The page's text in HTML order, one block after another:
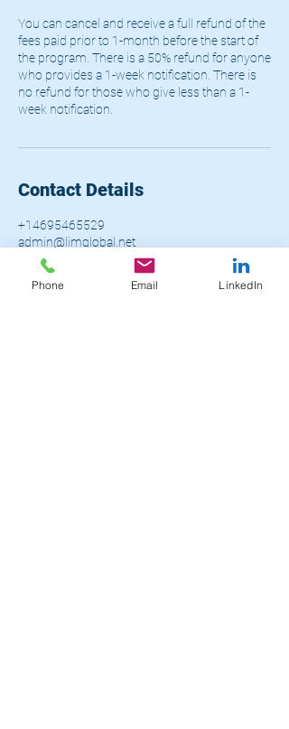
You can cancel and receive a full refund of the
fees paid prior to 1-month before the start of
the program. There is a 50% refund for anyone
who provides a 1-week notification. There is
no refund for those who give less than a 1-
week notification.
Contact Details
+14695465529
admin@limglobal.net
Houston, TX, USA
Phone Email LinkedIn